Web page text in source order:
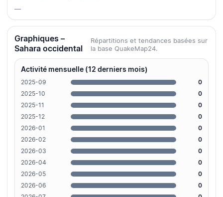
—
Graphiques –
Sahara occidental
Répartitions et tendances basées sur
la base QuakeMap24.
Activité mensuelle (12 derniers mois)
2025-09
0
2025-10
0
2025-11
0
2025-12
0
2026-01
0
2026-02
0
2026-03
0
2026-04
0
2026-05
0
2026-06
0